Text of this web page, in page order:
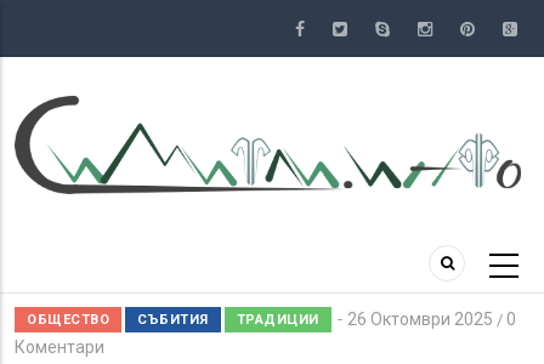
съдържание
ОБЩЕСТВО СЪБИТИЯ ТРАДИЦИИ 26 Октомври 2025 / 0
Коментари